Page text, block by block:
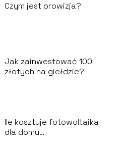
Czym jest prowizja?
Jak zainwestować 100
złotych na giełdzie?
Ile kosztuje fotowoltaika
dla domu